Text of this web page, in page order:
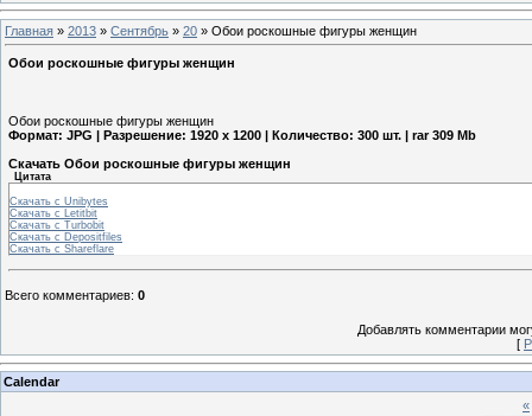
Главная » 2013 » Сентябрь » 20 » Обои роскошные фигуры женщин
Обои роскошные фигуры женщин
Обои роскошные фигуры женщин
Формат: JPG | Разрешение: 1920 x 1200 | Количество: 300 шт. | rar 309 Mb
Скачать Обои роскошные фигуры женщин
Цитата
Скачать с Unibytes
Скачать с Letitbit
Скачать с Turbobit
Скачать с Depositfiles
Скачать с Shareflare
Всего комментариев: 0
Добавлять комментарии
[
Calendar
«